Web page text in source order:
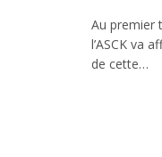
Au premier
l’ASCK va
de cette…